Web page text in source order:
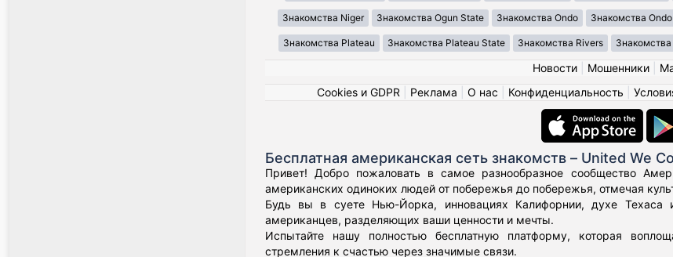
Знакомства Niger Знакомства Ogun State Знакомства Ondo Знакомства
Знакомства Plateau Знакомства Plateau State Знакомства Rivers
Новости| Мошенники|
Cookies и GDPR
Реклама О нас Конфиденциальность
Бесплатная американская сеть знакомств – United We
Привет! Добро пожаловать в самое разнообразное сообщество
американских одиноких людей от побережья до побережья, отмечая
Будь вы в суете Нью-Йорка, инновациях Калифорнии, духе
американцев, разделяющих ваши ценности и мечты.
Испытайте нашу полностью бесплатную платформу, которая
стремления к счастью через значимые связи.